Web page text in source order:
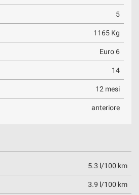
5
1165 Kg
Euro 6
14
12 mesi
anteriore
5.3 l/100 km
3.9 l/100 km